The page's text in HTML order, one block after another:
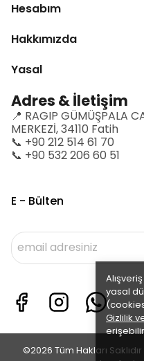
yasal
Gizlilik
Hesabım
Hakkımızda
Yasal
Adres & İletişim
📍 RAGIP GÜMÜŞPALA
MERKEZİ, 34110 Fatih
📞 +90 212 514 61 70
📞 +90 532 206 60 51
E - Bülten
©2026 Tüm Hakları